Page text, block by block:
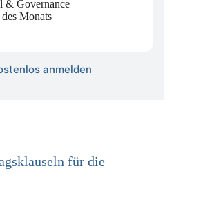
Einordnung zu Legal,
Governance
Monats
für die